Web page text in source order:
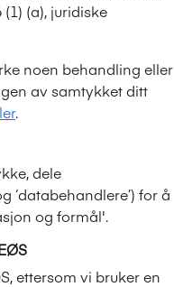
(a), juridiske
noen behandling eller
av samtykket ditt
.
dele
for å
og formål'.
ettersom vi bruker en